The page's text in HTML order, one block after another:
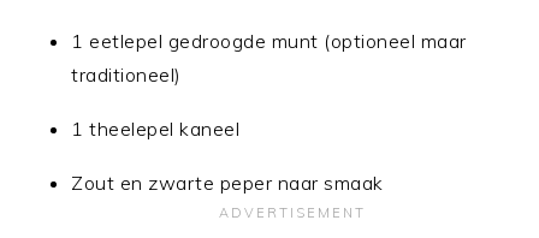
1 eetlepel gedroogde munt (optioneel maar
traditioneel)
1 theelepel kaneel
Zout en zwarte peper naar smaak